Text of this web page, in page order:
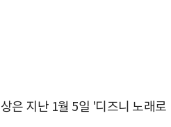
은 지난 1월 5일 '디즈니 노래로